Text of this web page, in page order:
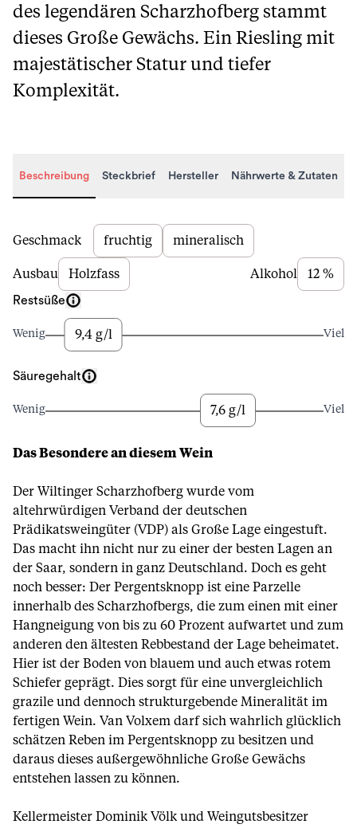
des legendären Scharzhofberg stammt
dieses Große Gewächs. Ein Riesling mit
majestätischer Statur und tiefer
Komplexität.
Beschreibung Steckbrief Hersteller Nährwerte & Zutaten
Beschreibung
Geschmack fruchtig mineralisch
Ausbau Holzfass Alkohol 12 %
Restsüße
Wenig 9,4 g/l Viel
Säuregehalt
Wenig 7,6 g/l Viel
Das Besondere an diesem Wein
Der Wiltinger Scharzhofberg wurde vom
altehrwürdigen Verband der deutschen
Prädikatsweingüter (VDP) als Große Lage eingestuft.
Das macht ihn nicht nur zu einer der besten Lagen an
der Saar, sondern in ganz Deutschland. Doch es geht
noch besser: Der Pergentsknopp ist eine Parzelle
innerhalb des Scharzhofbergs, die zum einen mit einer
Hangneigung von bis zu 60 Prozent aufwartet und zum
anderen den ältesten Rebbestand der Lage beheimatet.
Hier ist der Boden von blauem und auch etwas rotem
Schiefer geprägt. Dies sorgt für eine unvergleichlich
grazile und dennoch strukturgebende Mineralität im
fertigen Wein. Van Volxem darf sich wahrlich glücklich
schätzen Reben im Pergentsknopp zu besitzen und
daraus dieses außergewöhnliche Große Gewächs
entstehen lassen zu können.
Kellermeister Dominik Völk und Weingutsbesitzer